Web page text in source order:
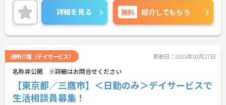
ご興味ある方には、面接対策ポイントなど、さらに
詳細をお話しいたしますのでお気軽にご相談くださ
い！
詳細を見る 無料 紹介してもらう
通所介護（デイサービス） 更新日：2025年02月27日
名称非公開 ※詳細はお問合せください
【東京都／三鷹市】＜日勤のみ＞デイサービスで
生活相談員募集！